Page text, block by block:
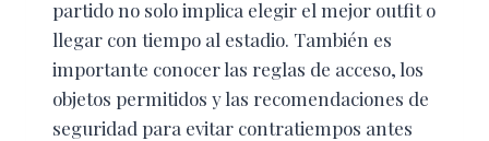
partido no solo implica elegir el mejor outfit o
llegar con tiempo al estadio. También es
importante conocer las reglas de acceso, los
objetos permitidos y las recomendaciones de
seguridad para evitar contratiempos antes